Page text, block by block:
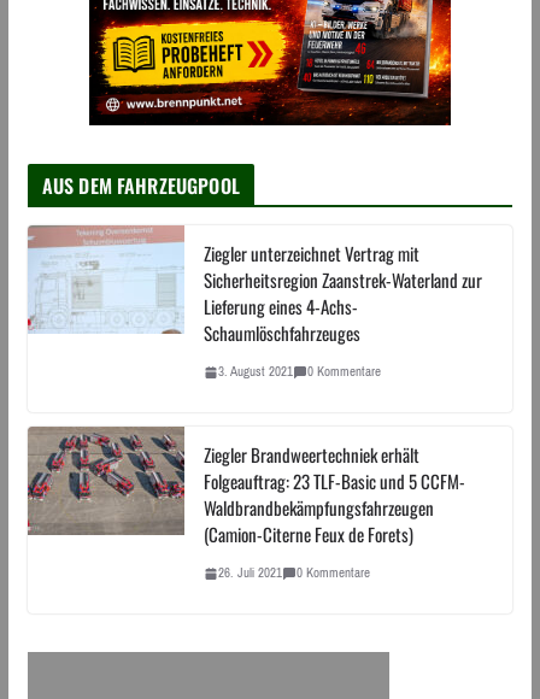
AUS DEM FAHRZEUGPOOL
Ziegler unterzeichnet Vertrag mit
Sicherheitsregion Zaanstrek-Waterland zur
Lieferung eines 4-Achs-
Schaumlöschfahrzeuges
3. August 2021 0 Kommentare
Ziegler Brandweertechniek erhält
Folgeauftrag: 23 TLF-Basic und 5 CCFM-
Waldbrandbekämpfungsfahrzeugen
(Camion-Citerne Feux de Forets)
26. Juli 2021 0 Kommentare